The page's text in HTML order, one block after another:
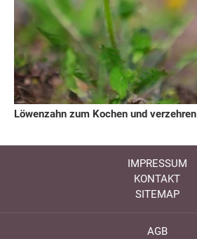
Löwenzahn zum Kochen und verzehren
IMPRESSUM
KONTAKT
SITEMAP
AGB